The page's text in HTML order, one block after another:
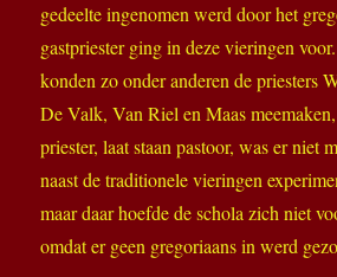
gedeelte ingenomen werd door het
gastpriester ging in deze vieringen
konden zo onder anderen de priesters
De Valk, Van Riel en Maas
priester, laat staan pastoor, was er niet
naast de traditionele vieringen
maar daar hoefde de schola zich niet
omdat er geen gregoriaans in werd